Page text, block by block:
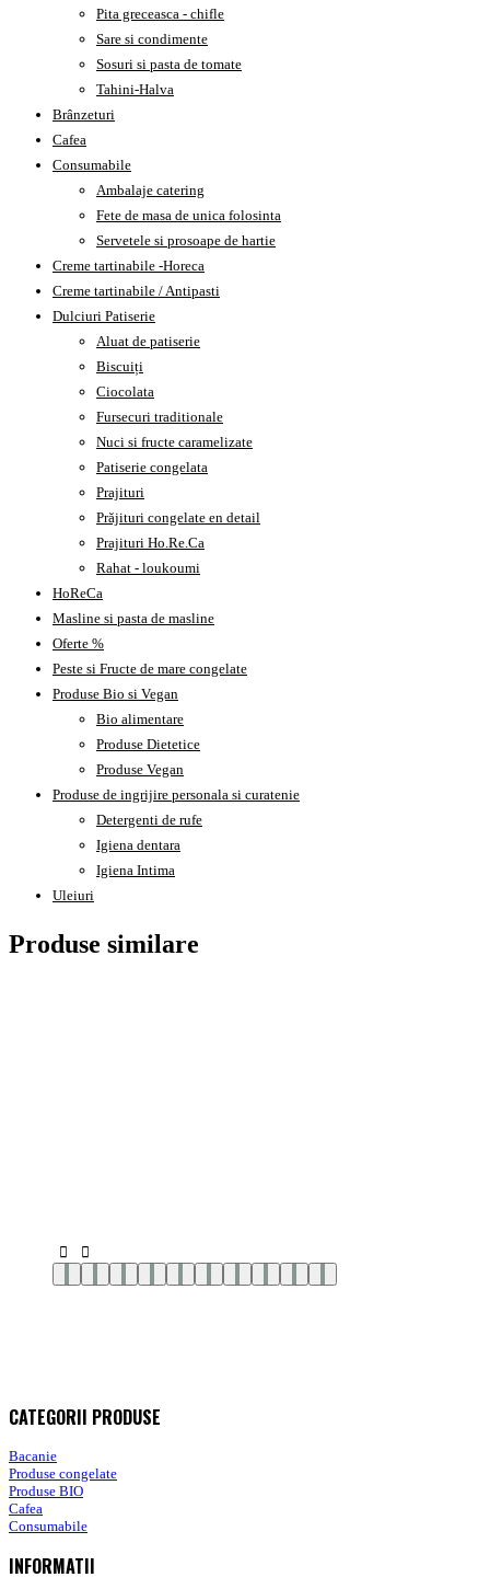
Pita greceasca - chifle
Sare si condimente
Sosuri si pasta de tomate
Tahini-Halva
Brânzeturi
Cafea
Consumabile
Ambalaje catering
Fete de masa de unica folosinta
Servetele si prosoape de hartie
Creme tartinabile -Horeca
Creme tartinabile / Antipasti
Dulciuri Patiserie
Aluat de patiserie
Biscuiți
Ciocolata
Fursecuri traditionale
Nuci si fructe caramelizate
Patiserie congelata
Prajituri
Prăjituri congelate en detail
Prajituri Ho.Re.Ca
Rahat - loukoumi
HoReCa
Masline si pasta de masline
Oferte %
Peste si Fructe de mare congelate
Produse Bio si Vegan
Bio alimentare
Produse Dietetice
Produse Vegan
Produse de ingrijire personala si curatenie
Detergenti de rufe
Igiena dentara
Igiena Intima
Uleiuri
Produse similare
CATEGORII PRODUSE
Bacanie
Produse congelate
Produse BIO
Cafea
Consumabile
INFORMATII